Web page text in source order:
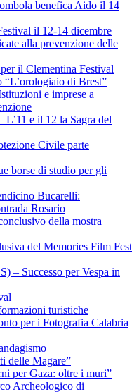
benefica Aido il 14
il 12-14 dicembre
alla prevenzione delle
il Clementina Festival
di Brest”
e imprese a
e il 12 la Sagra del
Civile parte
borse di studio per gli
Bucarelli:
Rosario
della mostra
del Memories Film Fest
Successo per Vespa in
turistiche
per i Fotografia Calabria
delle Magare”
per Gaza: oltre i muri”
Archeologico di